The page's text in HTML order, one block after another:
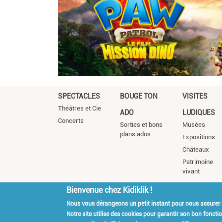
SPECTACLES
Théâtres et Cie
Concerts
BOUGE TON
ADO
Sorties et bons
plans ados
VISITES
LUDIQUES
Musées
Expositions
Châteaux
Patrimoine
vivant
Kidiklik Recrute Qui
Bienvenue chez Kidiklik !
Nous vous dérangeons un petit instant pour nous
Notre site utilise des cookies pour garantir son bon